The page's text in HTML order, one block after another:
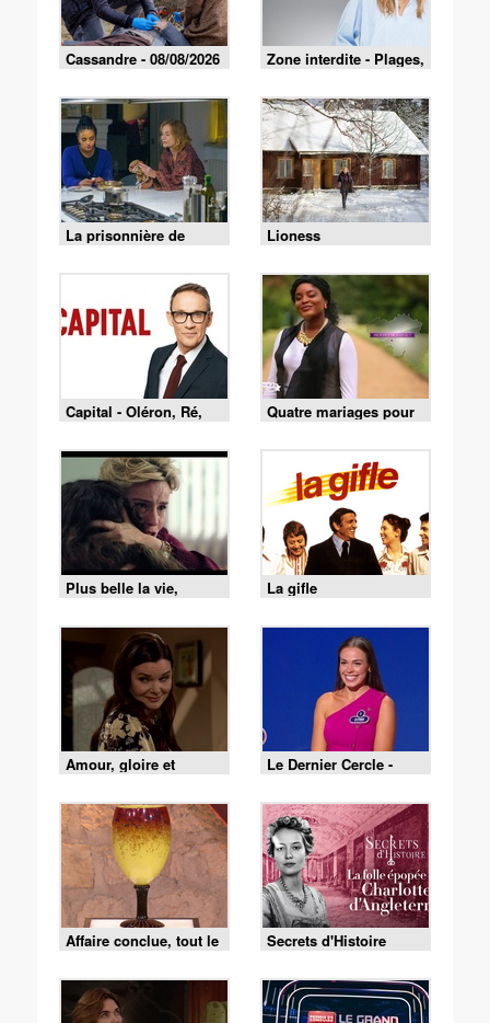
Cassandre - 08/08/2026 Zone interdite - Plages,
fêtes et traditions : un
été au cœur du Pays
basque
La prisonnière de
Bordeaux
Lioness
Capital - Oléron, Ré,
Belle-Île : le match des
îles est lancé !
Quatre mariages pour
une lune de miel - 4
mariages pour 1 lune
de miel du 3 août 2026
- Merveille et François
Plus belle la vie,
encore plus belle du
lundi 3 août 2026 -
Episode 640
La gifle
Amour, gloire et
beauté du 4 août 2026
Le Dernier Cercle -
Saison 02 - Emission
04 (Partie 1) du 8 août
2026
Affaire conclue, tout le
monde a quelque
chose à vendre -
03/08/2026
Secrets d'Histoire